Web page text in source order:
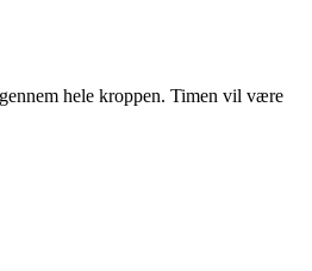
hele kroppen. Timen vil være